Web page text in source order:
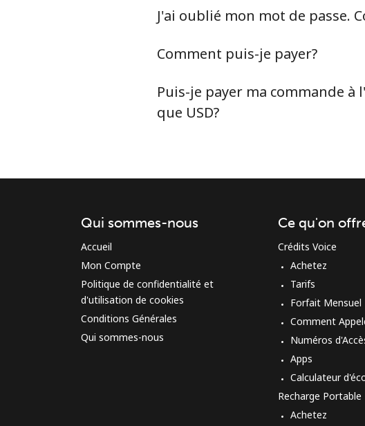
Un
offres.
J'ai oublié mon mot de passe.
Comment puis-je payer?
Puis-je payer ma commande
que USD?
Qui sommes-nous
Accueil
Mon Compte
Politique de confidentialité et
d'utilisation de cookies
Conditions Générales
Qui sommes-nous
Ce qu'on
Crédits Voice
Achetez
Tarifs
Forfait Mensuel
Comment
Numéros
Apps
Calculateur
Recharge Portable
Achetez